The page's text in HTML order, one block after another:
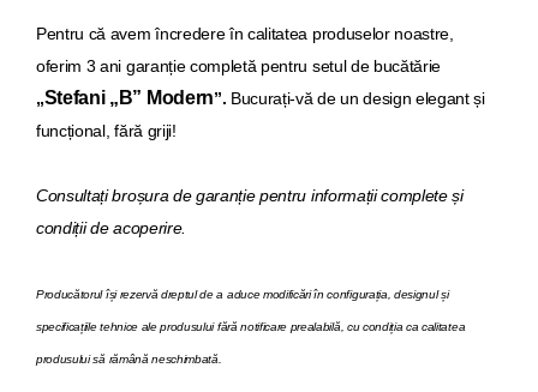
Pentru că avem încredere în calitatea produselor noastre,
oferim 3 ani garanție completă pentru setul de bucătărie
„Stefani „B” Modern”. Bucurați-vă de un design elegant și
funcțional, fără griji!
Consultați broșura de garanție pentru informații complete și
condiții de acoperire.
Producătorul își rezervă dreptul de a aduce modificări în configurația, designul și
specificațiile tehnice ale produsului fără notificare prealabilă, cu condiția ca calitatea
produsului să rămână neschimbată.